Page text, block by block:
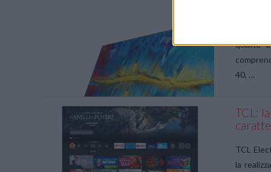
VIEW POST
TCL,
qualità
40, …
TCL:
TCL
la